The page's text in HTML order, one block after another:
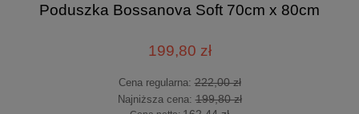
Poduszka Bossanova Soft 70cm x 80cm
199,80 zł
Cena regularna:222,00 zł
Najniższa cena:199,80 zł